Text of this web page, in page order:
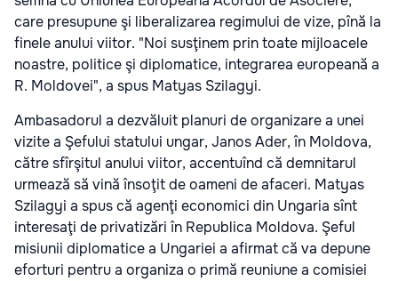
care presupune şi liberalizarea regimului de vize, pînă la
finele anului viitor. "Noi susţinem prin toate mijloacele
noastre, politice şi diplomatice, integrarea europeană a
R. Moldovei", a spus Matyas Szilagyi.
Ambasadorul a dezvăluit planuri de organizare a unei
vizite a Şefului statului ungar, Janos Ader, în Moldova,
către sfîrşitul anului viitor, accentuînd că demnitarul
urmează să vină însoţit de oameni de afaceri. Matyas
Szilagyi a spus că agenţi economici din Ungaria sînt
interesaţi de privatizări în Republica Moldova. Şeful
misiunii diplomatice a Ungariei a afirmat că va depune
eforturi pentru a organiza o primă reuniune a comisiei